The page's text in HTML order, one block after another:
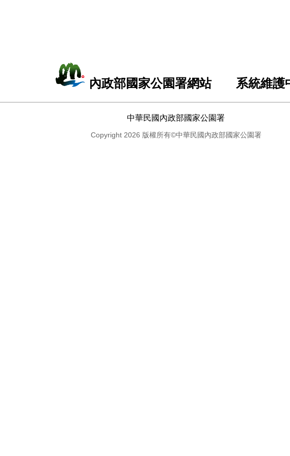
內政部國家公園署網站 系統維護
中華民國內政部國家公園署
Copyright 2026 版權所有©中華民國內政部國家公園署